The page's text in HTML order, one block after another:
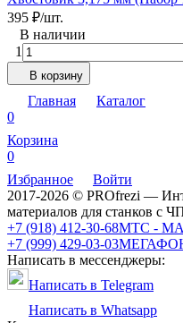
395 ₽/шт.
В наличии
1
В корзину
Главная
Каталог
0
Корзина
0
Избранное
Войти
2017-2026 © PROfrezi —
материалов для станков с
+7 (918) 412-30-68МТС -
+7 (999) 429-03-03
Написать в мессенджеры:
Написать в Telegram
Написать в Whatsapp